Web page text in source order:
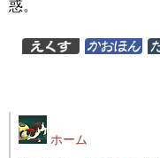
惑。
ホーム